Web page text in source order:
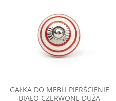
GAŁKA DO MEBLI PIERŚCIENIE
BIAŁO-CZERWONE DUŻA